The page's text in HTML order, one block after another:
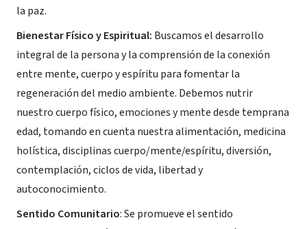
la paz.
Bienestar Físico y Espiritual: Buscamos el desarrollo
integral de la persona y la comprensión de la conexión
entre mente, cuerpo y espíritu para fomentar la
regeneración del medio ambiente. Debemos nutrir
nuestro cuerpo físico, emociones y mente desde temprana
edad, tomando en cuenta nuestra alimentación, medicina
holística, disciplinas cuerpo/mente/espíritu, diversión,
contemplación, ciclos de vida, libertad y
autoconocimiento.
Sentido Comunitario: Se promueve el sentido